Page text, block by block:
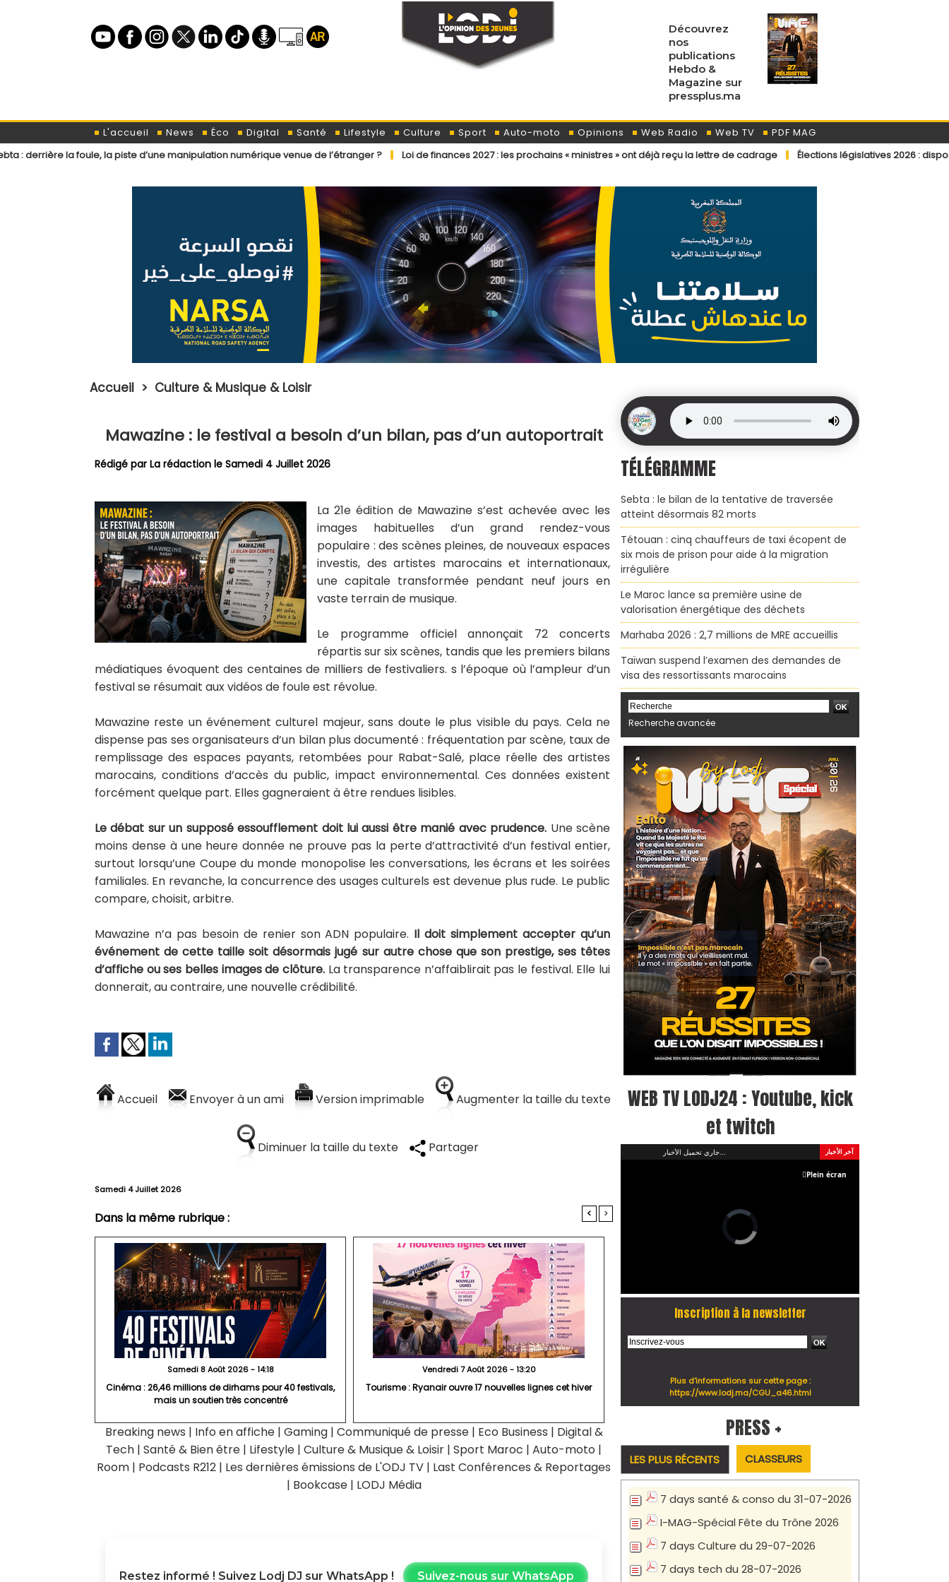
Découvrez
nos
publications
Hebdo &
Magazine sur
pressplus.ma
L'accueil News Éco Digital Santé Lifestyle Culture Sport Auto-moto Opinions Web Radio Web TV
PDF MAG
foule, la piste d’une manipulation numérique venue de l’étranger ?
Loi de finances 2027 : les prochains « ministres » ont déjà reçu la lettre de cadrage Élections législatives 2026 : dispositions
Accueil > Culture & Musique & Loisir
​Mawazine : le festival a besoin d’un bilan, pas d’un autoportrait
Rédigé par La rédaction le Samedi 4 Juillet 2026
La 21e édition de Mawazine s’est achevée avec les
images habituelles d’un grand rendez-vous
populaire : des scènes pleines, de nouveaux espaces
investis, des artistes marocains et internationaux,
une capitale transformée pendant neuf jours en
vaste terrain de musique.
Le programme officiel annonçait 72 concerts
répartis sur six scènes, tandis que les premiers bilans
médiatiques évoquent des centaines de milliers de festivaliers. s l’époque où l’ampleur d’un
festival se résumait aux vidéos de foule est révolue.
Mawazine reste un événement culturel majeur, sans doute le plus visible du pays. Cela ne
dispense pas ses organisateurs d’un bilan plus documenté : fréquentation par scène, taux de
remplissage des espaces payants, retombées pour Rabat-Salé, place réelle des artistes
marocains, conditions d’accès du public, impact environnemental. Ces données existent
forcément quelque part. Elles gagneraient à être rendues lisibles.
Le débat sur un supposé essoufflement doit lui aussi être manié avec prudence. Une scène
moins dense à une heure donnée ne prouve pas la perte d’attractivité d’un festival entier,
surtout lorsqu’une Coupe du monde monopolise les conversations, les écrans et les soirées
familiales. En revanche, la concurrence des usages culturels est devenue plus rude. Le public
compare, choisit, arbitre.
Mawazine n’a pas besoin de renier son ADN populaire. Il doit simplement accepter qu’un
événement de cette taille soit désormais jugé sur autre chose que son prestige, ses têtes
d’affiche ou ses belles images de clôture.La transparence n’affaiblirait pas le festival. Elle lui
donnerait, au contraire, une nouvelle crédibilité.
Accueil Envoyer à un ami Version imprimable Augmenter la taille du texte
Diminuer la taille du texte Partager
Samedi 4 Juillet 2026
Dans la même rubrique : < >
Samedi 8 Août 2026 - 14:18
Cinéma : 26,46 millions de dirhams pour 40 festivals,
mais un soutien très concentré
Vendredi 7 Août 2026 - 13:20
Tourisme : Ryanair ouvre 17 nouvelles lignes cet hiver
Breaking news | Info en affiche | Gaming | Communiqué de presse | Eco Business | Digital &
Tech | Santé & Bien être | Lifestyle | Culture & Musique & Loisir | Sport Maroc | Auto-moto |
Room | Podcasts R212 | Les dernières émissions de L'ODJ TV | Last Conférences & Reportages
| Bookcase | LODJ Média
Restez informé ! Suivez Lodj DJ sur WhatsApp ! Suivez-nous sur WhatsApp
TÉLÉGRAMME
Sebta : le bilan de la tentative de traversée
atteint désormais 82 morts
Tétouan : cinq chauffeurs de taxi écopent de
six mois de prison pour aide à la migration
irrégulière
Le Maroc lance sa première usine de
valorisation énergétique des déchets
Marhaba 2026 : 2,7 millions de MRE accueillis
Taïwan suspend l’examen des demandes de
visa des ressortissants marocains
Recherche avancée
WEB TV LODJ24 : Youtube, kick
et twitch
آخر الأخبار
Plein écran
Inscription à la newsletter
Plus d'informations sur cette page :
https://www.lodj.ma/CGU_a46.html
PRESS +
LES PLUS RÉCENTS CLASSEURS
7 days santé & conso du 31-07-2026
I-MAG-Spécial Fête du Trône 2026
7 days Culture du 29-07-2026
7 days tech du 28-07-2026